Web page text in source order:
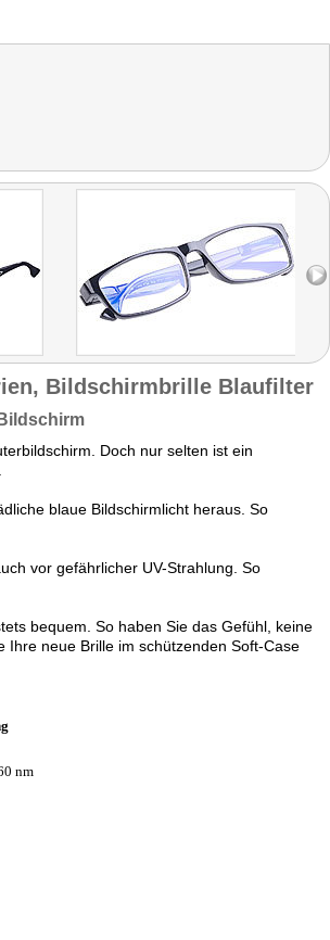
Bildschirmbrille Blaufilter
Doch nur selten ist ein
blaue Bildschirmlicht heraus. So
vor gefährlicher UV-Strahlung. So
bequem. So haben Sie das Gefühl, keine
Ihre neue Brille im schützenden Soft-Case
nm